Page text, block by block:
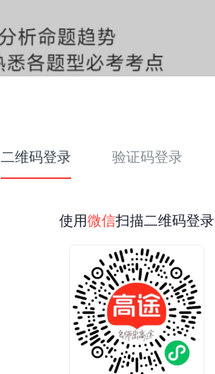
二维码登录 验证码登录
使用微信扫描二维码登录